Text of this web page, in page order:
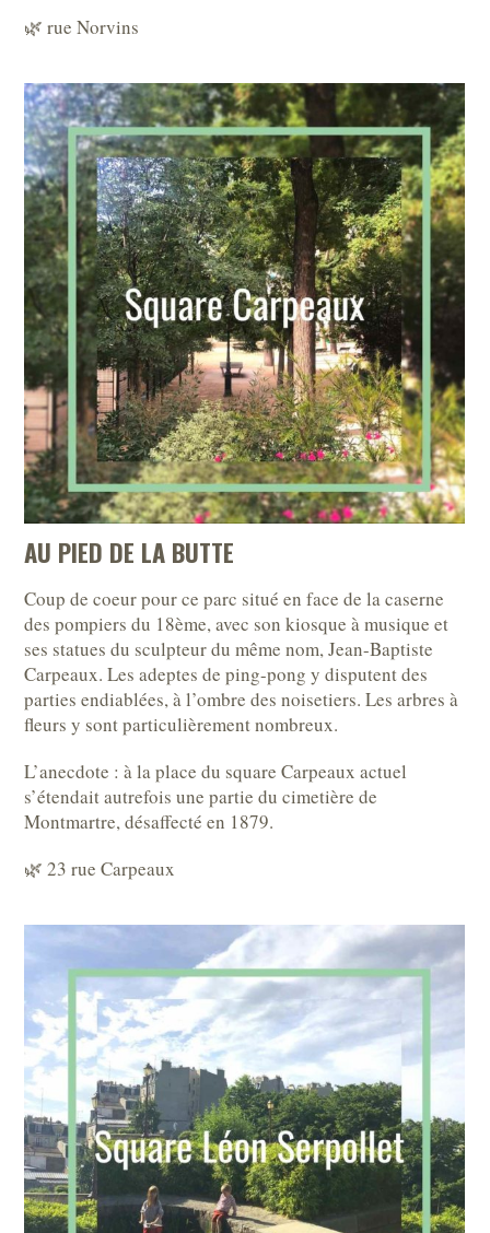
🌿 rue Norvins
AU PIED DE LA BUTTE
Coup de coeur pour ce parc situé en face de la caserne
des pompiers du 18ème, avec son kiosque à musique et
ses statues du sculpteur du même nom, Jean-Baptiste
Carpeaux. Les adeptes de ping-pong y disputent des
parties endiablées, à l’ombre des noisetiers. Les arbres à
fleurs y sont particulièrement nombreux.
L’anecdote : à la place du square Carpeaux actuel
s’étendait autrefois une partie du cimetière de
Montmartre, désaffecté en 1879.
🌿 23 rue Carpeaux